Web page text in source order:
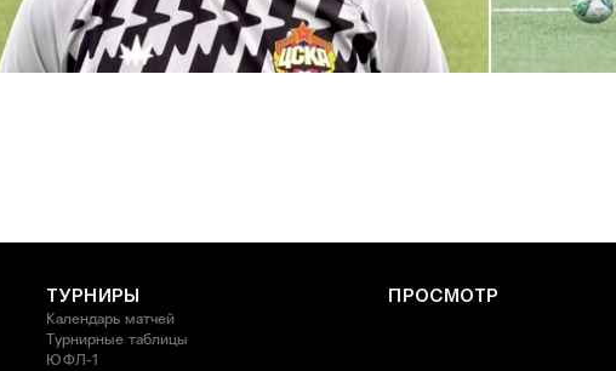
в родной клуб, Антон Александрович!
2026 14:40
ЮФЛ:
ТУРНИРЫ
Календарь матчей
Турнирные таблицы
ЮФЛ-1
ПРОСМОТР